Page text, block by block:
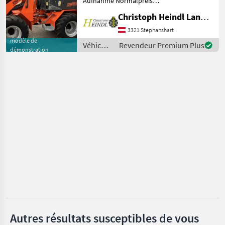
UNE
CATÉGORIE
Kaweco
Weidemann
modèle de
démonstration
excl.MwSt + 2300kg
Eigengewicht + 1850kg
durchgehende Hubkraft +
2900mm Hubhöhe an
Christoph Heindl Landtechnik GmbH, Stephanshart
3321 Stephanshart
Véhicules
agricoles
Revendeur Premium Plus
Autres résultats susceptibles de vous